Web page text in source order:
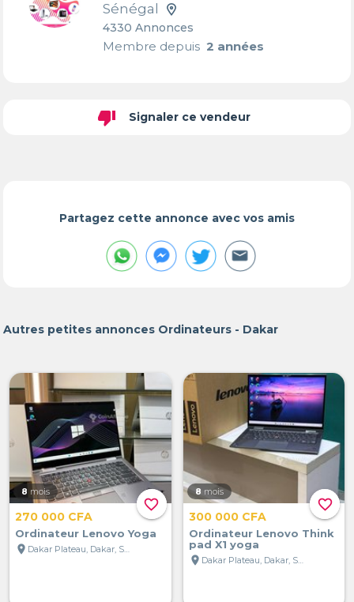
Sénégal
4330 Annonces
Membre depuis2 années
thumb_down Signaler ce vendeur
Partagez cette annonce avec vos amis
Autres petites annonces Ordinateurs - Dakar
favorite_border
8 mois
270 000 CFA
Ordinateur Lenovo Yoga
location_on
Dakar Plateau, Dakar, Sénégal
favorite_border
8 mois
300 000 CFA
Ordinateur Lenovo Think
pad X1 yoga
location_on
Dakar Plateau, Dakar, Sénégal